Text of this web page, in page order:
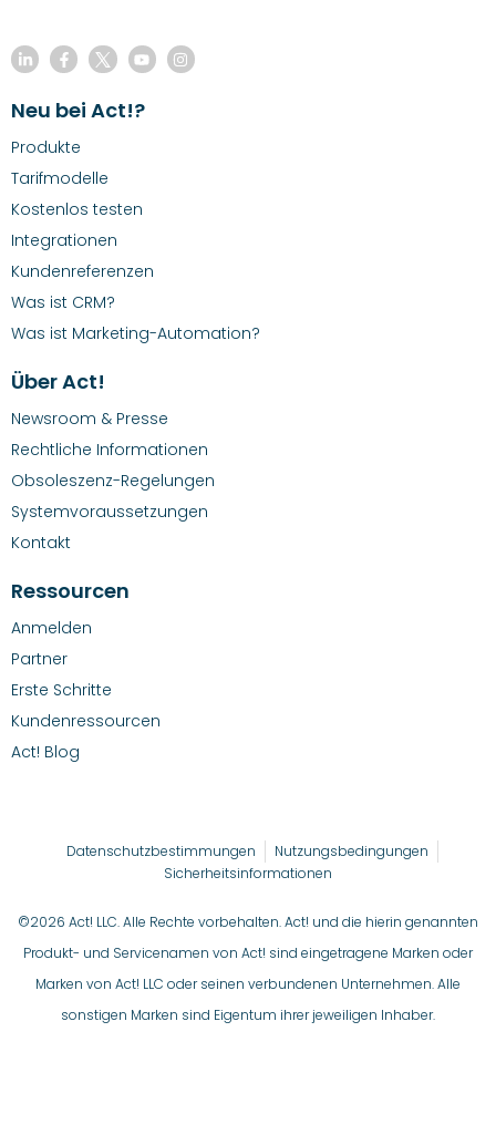
Neu bei Act!?
Produkte
Tarifmodelle
Kostenlos testen
Integrationen
Kundenreferenzen
Was ist CRM?
Was ist Marketing-Automation?
Über Act!
Newsroom & Presse
Rechtliche Informationen
Obsoleszenz-Regelungen
Systemvoraussetzungen
Kontakt
Ressourcen
Anmelden
Partner
Erste Schritte
Kundenressourcen
Act! Blog
Datenschutzbestimmungen
Nutzungsbedingungen
Sicherheitsinformationen
©2026 Act! LLC. Alle Rechte vorbehalten. Act! und die hierin genannten
Produkt- und Servicenamen von Act! sind eingetragene Marken oder
Marken von Act! LLC oder seinen verbundenen Unternehmen. Alle
sonstigen Marken sind Eigentum ihrer jeweiligen Inhaber.